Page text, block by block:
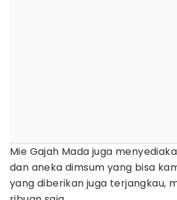
Mie Gajah Mada juga
dan aneka dimsum yang bisa
yang diberikan juga terjangkau,